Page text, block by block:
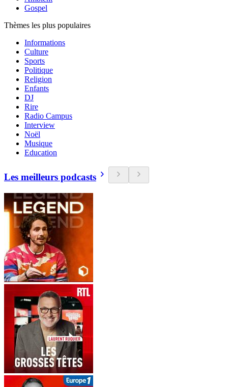
Gospel
Thèmes les plus populaires
Informations
Culture
Sports
Politique
Religion
Enfants
DJ
Rire
Radio Campus
Interview
Noël
Musique
Education
Les meilleurs podcasts